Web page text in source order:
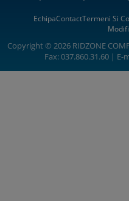
EchipaContactTermeni Si
Copyright © 2026 RIDZONE
Fax: 037.860.31.60 | E-